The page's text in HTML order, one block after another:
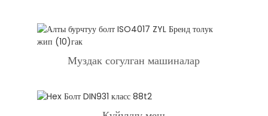
Муздак согулган машиналар